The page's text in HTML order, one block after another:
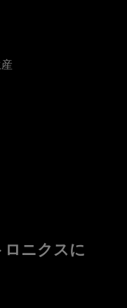
ニクスに